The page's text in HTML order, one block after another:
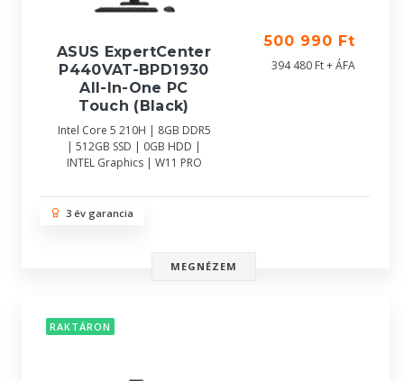
ASUS ExpertCenter
P440VAT-BPD1930
All-In-One PC
Touch (Black)
Intel Core 5 210H | 8GB DDR5
| 512GB SSD | 0GB HDD |
INTEL Graphics | W11 PRO
500 990 Ft
394 480 Ft + ÁFA
3 év garancia
MEGNÉZEM
RAKTÁRON